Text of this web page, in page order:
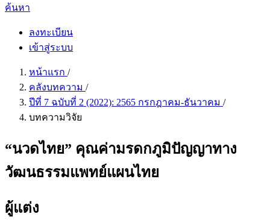
ค้นหา
ลงทะเบียน
เข้าสู่ระบบ
หน้าแรก /
คลังบทความ /
ปีที่ 7 ฉบับที่ 2 (2022): 2565 กรกฎาคม-ธันวาคม /
บทความวิจัย
“นวดไทย” คุณค่ามรดกภูมิปัญญาทาง
วัฒนธรรมแพทย์แผนไทย
ผู้แต่ง